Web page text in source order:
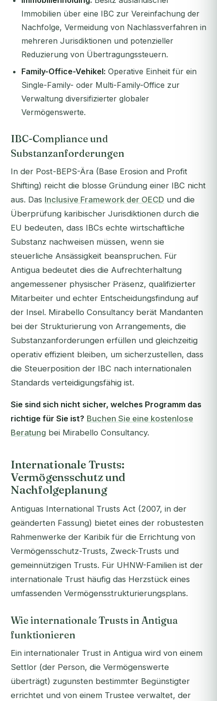
Immobilien über eine IBC zur Vereinfachung der
Nachfolge, Vermeidung von Nachlassverfahren in
mehreren Jurisdiktionen und potenzieller
Reduzierung von Übertragungssteuern.
Family-Office-Vehikel: Operative Einheit für ein
Single-Family- oder Multi-Family-Office zur
Verwaltung diversifizierter globaler
Vermögenswerte.
IBC-Compliance und
Substanzanforderungen
In der Post-BEPS-Ära (Base Erosion and Profit
Shifting) reicht die blosse Gründung einer IBC nicht
aus. Das Inclusive Framework der OECD und die
Überprüfung karibischer Jurisdiktionen durch die
EU bedeuten, dass IBCs echte wirtschaftliche
Substanz nachweisen müssen, wenn sie
steuerliche Ansässigkeit beanspruchen. Für
Antigua bedeutet dies die Aufrechterhaltung
angemessener physischer Präsenz, qualifizierter
Mitarbeiter und echter Entscheidungsfindung auf
der Insel. Mirabello Consultancy berät Mandanten
bei der Strukturierung von Arrangements, die
Substanzanforderungen erfüllen und gleichzeitig
operativ effizient bleiben, um sicherzustellen, dass
die Steuerposition der IBC nach internationalen
Standards verteidigungsfähig ist.
Sie sind sich nicht sicher, welches Programm das
richtige für Sie ist? Buchen Sie eine kostenlose
Beratung bei Mirabello Consultancy.
Internationale Trusts:
Vermögensschutz und
Nachfolgeplanung
Antiguas International Trusts Act (2007, in der
geänderten Fassung) bietet eines der robustesten
Rahmenwerke der Karibik für die Errichtung von
Vermögensschutz-Trusts, Zweck-Trusts und
gemeinnützigen Trusts. Für UHNW-Familien ist der
internationale Trust häufig das Herzstück eines
umfassenden Vermögensstrukturierungsplans.
Wie internationale Trusts in Antigua
funktionieren
Ein internationaler Trust in Antigua wird von einem
Settlor (der Person, die Vermögenswerte
überträgt) zugunsten bestimmter Begünstigter
errichtet und von einem Trustee verwaltet, der